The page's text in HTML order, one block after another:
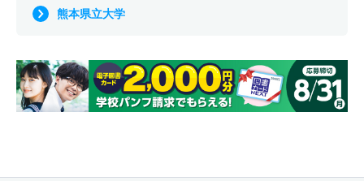
熊本県立大学